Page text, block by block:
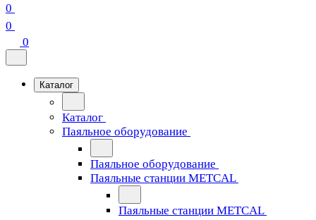
0
0
0
Каталог
Каталог
Паяльное оборудование
Паяльное оборудование
Паяльные станции METCAL
Паяльные станции METCAL